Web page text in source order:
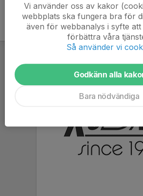
Vi använder oss av kakor
webbplats ska fungera bra för
även för webbanalys i syfte att
förbättra våra
Så använder vi
Godkänn alla
Bara nödvändiga